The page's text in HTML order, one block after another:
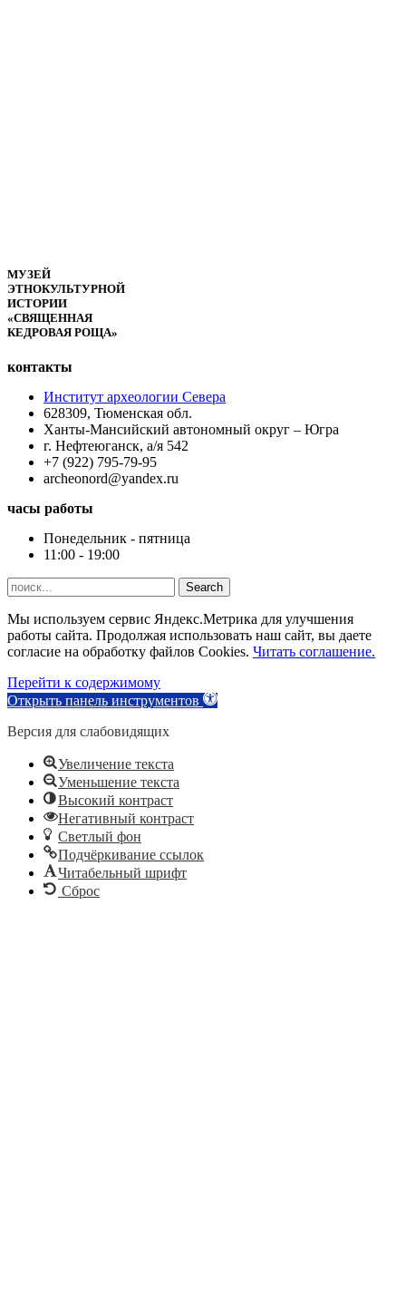
МУЗЕЙ
ЭТНОКУЛЬТУРНОЙ
ИСТОРИИ
«СВЯЩЕННАЯ
КЕДРОВАЯ РОЩА»
контакты
Институт археологии Севера
628309, Тюменская обл.
Ханты-Мансийский автономный округ – Югра
г. Нефтеюганск, а/я 542
+7 (922) 795-79-95
archeonord@yandex.ru
часы работы
Понедельник - пятница
11:00 - 19:00
Search
Мы используем сервис Яндекс.Метрика для улучшения
работы сайта. Продолжая использовать наш сайт, вы даете
согласие на обработку файлов Cookies. Читать соглашение.
Перейти к содержимому
Открыть панель инструментов
Версия для слабовидящих
Увеличение текста
Уменьшение текста
Высокий контраст
Негативный контраст
Светлый фон
Подчёркивание ссылок
Читабельный шрифт
Сброс